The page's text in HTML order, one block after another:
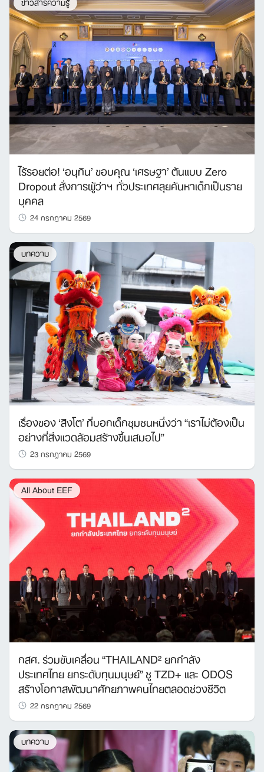
ไร้รอยต่อ! ‘อนุทิน’ ขอบคุณ ‘เศรษฐา’ ต้นแบบ Zero
Dropout สั่งการผู้ว่าฯ ทั่วประเทศลุยค้นหาเด็กเป็นราย
บุคคล
24 กรกฎาคม 2569
บทความ
เรื่องของ ‘สิงโต’ ที่บอกเด็กชุมชนหนึ่งว่า “เราไม่ต้องเป็น
อย่างที่สิ่งแวดล้อมสร้างขึ้นเสมอไป”
23 กรกฎาคม 2569
All About EEF
กสศ. ร่วมขับเคลื่อน “THAILAND² ยกกำลัง
ประเทศไทย ยกระดับทุนมนุษย์” ชู TZD+ และ ODOS
สร้างโอกาสพัฒนาศักยภาพคนไทยตลอดช่วงชีวิต
22 กรกฎาคม 2569
บทความ